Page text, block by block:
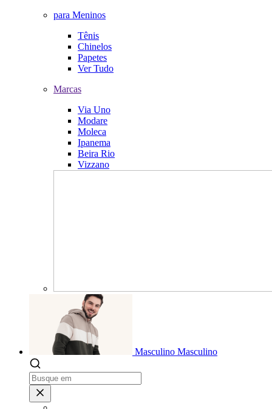
para Meninos
Tênis
Chinelos
Papetes
Ver Tudo
Marcas
Via Uno
Modare
Moleca
Ipanema
Beira Rio
Vizzano
Masculino Masculino